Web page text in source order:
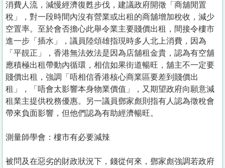
消費人流，減慢經濟復甦步伐，建議政府開徵「商舖閒置
稅」，對一段時間內沒有營業或出租的商舖增加稅收，減少
空置率。至於會否擔心此舉令業主要賤價出租，間接令樓市
進一步「插水」，議員陸頌雄指現時多人北上消費，因為
「平靚正」，香港無法效法是因為店舖租金貴，認為有空舖
應積極出租帶動內循環，相信如果街道暢旺，舖主不一定要
賤價出租，強調「唔相信香港核心商業區要差到賤價出
租」，「唔會太影響本身物業價值」，又期望政府向願意減
租業主提供稅務優惠。另一議員鄧家彪則指有人認為徵稅會
帶來負面影響，但他們認為有助經濟暢旺。
測量師學會：樓市有必要減辣
被問及在惡劣的財政狀況下，錢從何來，鄧家彪強調若政府